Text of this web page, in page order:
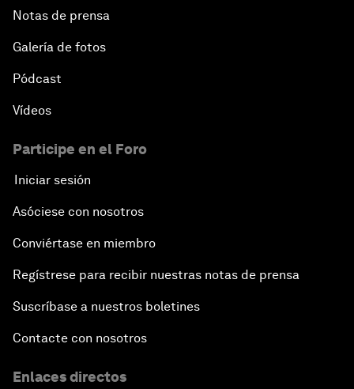
Notas de prensa
Galería de fotos
Pódcast
Vídeos
Participe en el Foro
Iniciar sesión
Asóciese con nosotros
Conviértase en miembro
Regístrese para recibir nuestras notas de prensa
Suscríbase a nuestros boletines
Contacte con nosotros
Enlaces directos